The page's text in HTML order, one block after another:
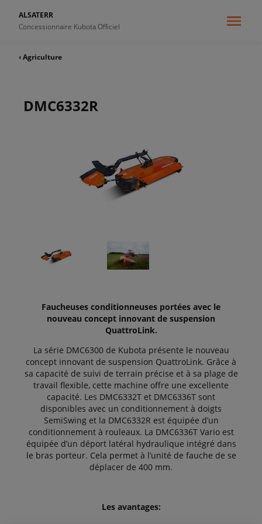
ALSATERR
Concessionnaire Kubota Officiel
‹ Agriculture
DMC6332R
Faucheuses conditionneuses portées avec le
nouveau concept innovant de suspension
QuattroLink.
La série DMC6300 de Kubota présente le nouveau
concept innovant de suspension QuattroLink. Grâce à
sa capacité de suivi de terrain précise et à sa plage de
travail flexible, cette machine offre une excellente
capacité. Les DMC6332T et DMC6336T sont
disponibles avec un conditionnement à doigts
SemiSwing et la DMC6332R est équipée d’un
conditionnement à rouleaux. La DMC6336T Vario est
équipée d’un déport latéral hydraulique intégré dans
le bras porteur. Cela permet à l’unité de fauche de se
déplacer de 400 mm.
Les avantages: